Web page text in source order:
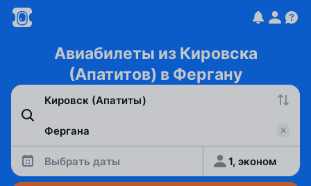
Авиабилеты из Кировска
(Апатитов) в Фергану
Выбрать даты 1, эконом